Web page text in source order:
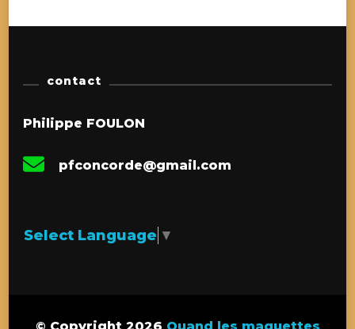
contact
Philippe FOULON
pfconcorde@gmail.com
Select Language ▼